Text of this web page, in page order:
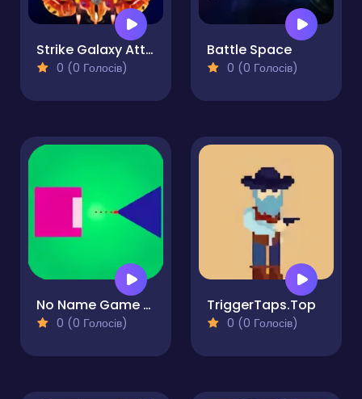
Strike Galaxy Attack
0 (0 Голосів)
Battle Space
0 (0 Голосів)
No Name Game Online
0 (0 Голосів)
TriggerTaps.Top
0 (0 Голосів)